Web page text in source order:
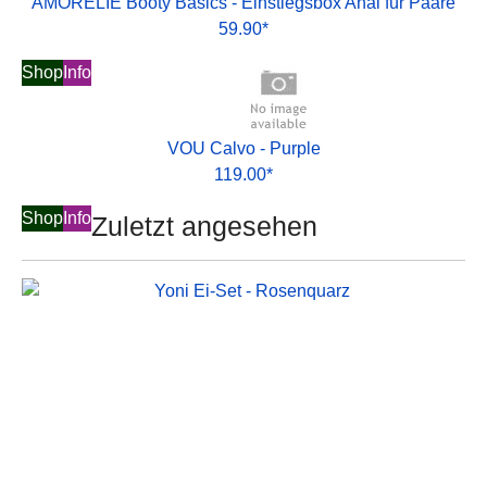
59.90*
Shop Info
VOU Calvo - Purple
119.00*
Shop InfoZuletzt angesehen